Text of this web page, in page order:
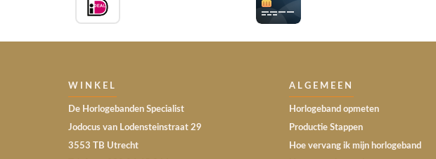
WINKEL
De Horlogebanden Specialist
Jodocus van Lodensteinstraat 29
3553 TB Utrecht
ALGEMEEN
Horlogeband opmeten
Productie Stappen
Hoe vervang ik mijn horlogeband